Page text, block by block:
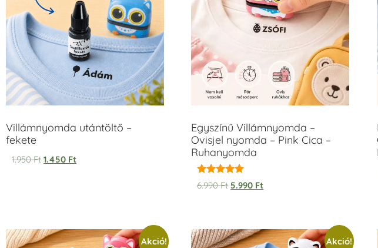
Villámnyomda utántöltő –
fekete
1.950Ft 1.450 Ft
Egyszínű Villámnyomda –
Ovisjel nyomda – Pink Cica –
Ruhanyomda
Értékelés:
5.00
6.990Ft 5.990 Ft
Akció! Akció!